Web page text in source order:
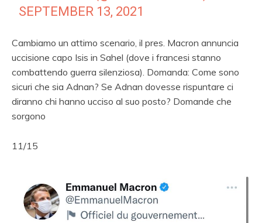
SEPTEMBER 13, 2021
Cambiamo un attimo scenario, il pres. Macron annuncia
uccisione capo Isis in Sahel (dove i francesi stanno
combattendo guerra silenziosa). Domanda: Come sono
sicuri che sia Adnan? Se Adnan dovesse rispuntare ci
diranno chi hanno ucciso al suo posto? Domande che
sorgono
11/15